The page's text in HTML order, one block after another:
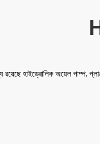
রয়েছে হাইড্রোলিক অয়েল পাম্প,